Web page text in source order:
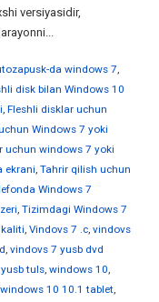
versiyasidir,
da windows 7,
disk bilan Windows 10
, Fleshli disklar uchun
Windows 7 yoki
uchun windows 7 yoki
ekrani, Tahrir qilish uchun
Windows 7
, Tizimdagi Windows 7
, Vindovs 7 .c, vindovs
, vindovs 7 yusb dvd
tuls, windows 10,
windows 10 10.1 tablet,